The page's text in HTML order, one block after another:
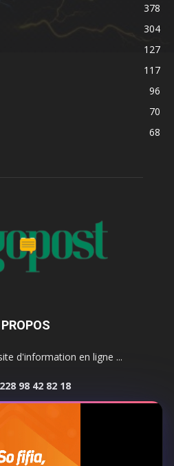
378
304
127
117
96
70
68
d'information en ligne ...
98 42 82 18